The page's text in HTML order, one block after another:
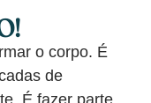
o corpo. É
de
É fazer parte